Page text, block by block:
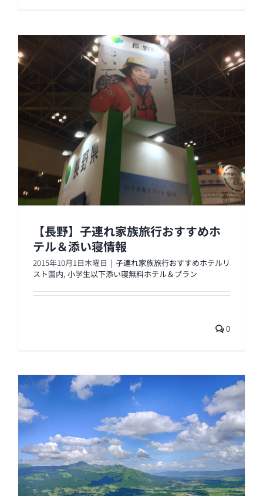
【長野】子連れ家族旅行おすすめホ
テル＆添い寝情報
2015年10月1日木曜日 | 子連れ家族旅行おすすめホテルリ
スト国内, 小学生以下添い寝無料ホテル＆プラン
0